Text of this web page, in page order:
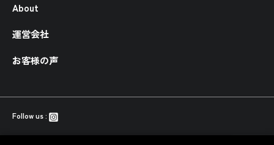
About
運営会社
お客様の声
Follow us :